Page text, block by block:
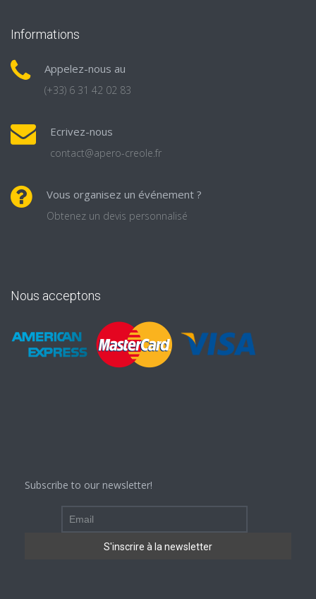
Informations
Appelez-nous au
(+33) 6 31 42 02 83
Ecrivez-nous
contact@apero-creole.fr
Vous organisez un événement ?
Obtenez un devis personnalisé
Nous acceptons
Subscribe to our newsletter!